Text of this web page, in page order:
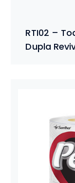
RTI02 –
Dupla